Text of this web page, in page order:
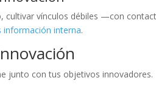
cultivar vínculos débiles —con
información interna.
junto con tus objetivos innovadores.